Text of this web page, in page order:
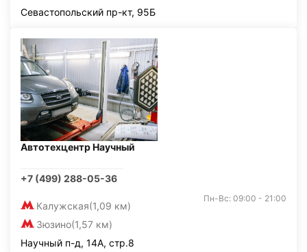
Севастопольский пр-кт, 95Б
Автотехцентр Научный
+7 (499) 288-05-36
Калужская(1,09 км)
Зюзино(1,57 км)
Пн-Вс: 09:00 - 21:00
Научный п-д, 14А, стр.8